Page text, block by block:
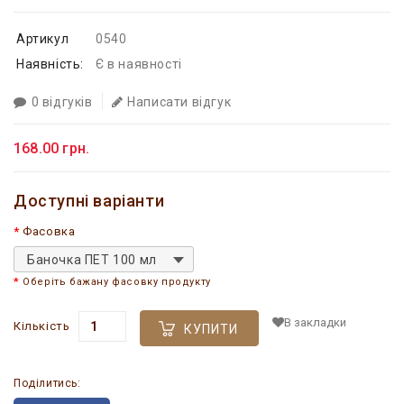
Артикул
0540
Наявність:
Є в наявності
0 відгуків Написати відгук
168.00 грн.
Доступні варіанти
Фасовка
Баночка ПЕТ 100 мл
Оберіть бажану фасовку продукту
Кількість КУПИТИ В закладки
Поділитись: